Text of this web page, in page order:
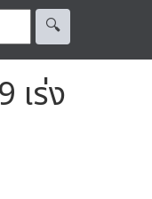
🔍︎
เร่ง